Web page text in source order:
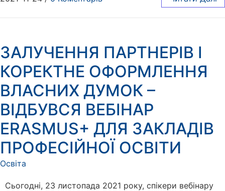
ЗАЛУЧЕННЯ ПАРТНЕРІВ І
КОРЕКТНЕ ОФОРМЛЕННЯ
ВЛАСНИХ ДУМОК –
ВІДБУВСЯ ВЕБІНАР
ERASMUS+ ДЛЯ ЗАКЛАДІВ
ПРОФЕСІЙНОЇ ОСВІТИ
Освіта
Сьогодні, 23 листопада 2021 року, спікери вебінару